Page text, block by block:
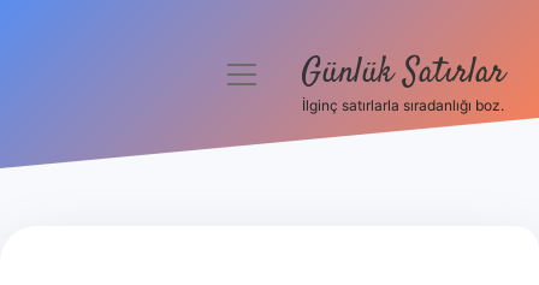
menüyü Günlük Satırlar
İlginç satırlarla sıradanlığı boz.